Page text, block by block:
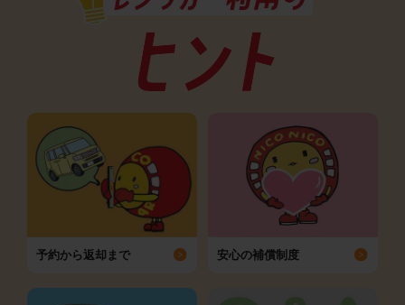
予約から返却まで 安心の補償制度